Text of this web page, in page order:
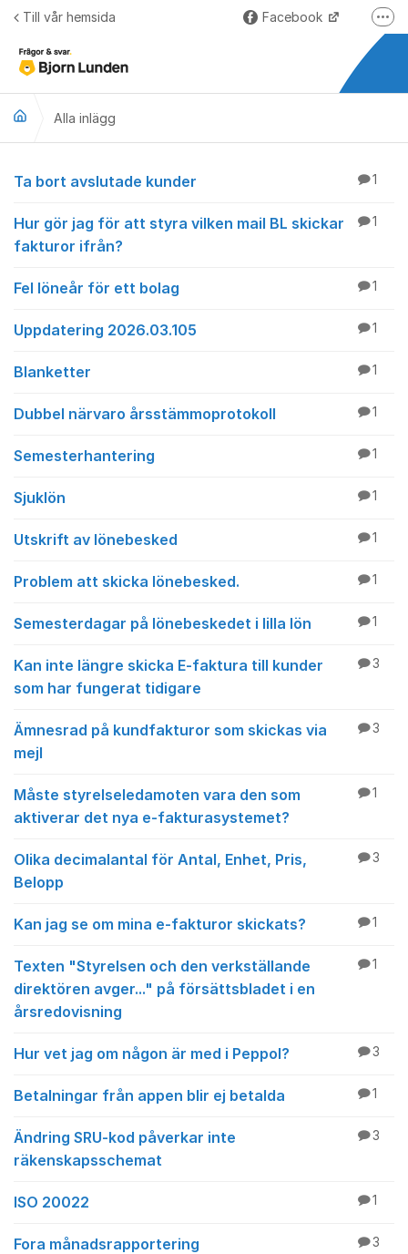
Hoppa till innehåll
Till vår hemsida Facebook
Alla inlägg
Alla inlägg
Ta bort avslutade kunder 1
Hur gör jag för att styra vilken mail BL skickar
fakturor ifrån?
1
Fel löneår för ett bolag 1
Uppdatering 2026.03.105 1
Blanketter 1
Dubbel närvaro årsstämmoprotokoll 1
Semesterhantering 1
Sjuklön 1
Utskrift av lönebesked 1
Problem att skicka lönebesked. 1
Semesterdagar på lönebeskedet i lilla lön 1
Kan inte längre skicka E-faktura till kunder
som har fungerat tidigare
3
Ämnesrad på kundfakturor som skickas via
mejl
3
Måste styrelseledamoten vara den som
aktiverar det nya e-fakturasystemet?
1
Olika decimalantal för Antal, Enhet, Pris,
Belopp
3
Kan jag se om mina e-fakturor skickats? 1
Texten "Styrelsen och den verkställande
direktören avger..." på försättsbladet i en
årsredovisning
1
Hur vet jag om någon är med i Peppol? 3
Betalningar från appen blir ej betalda 1
Ändring SRU-kod påverkar inte
räkenskapsschemat
3
ISO 20022 1
Fora månadsrapportering 3